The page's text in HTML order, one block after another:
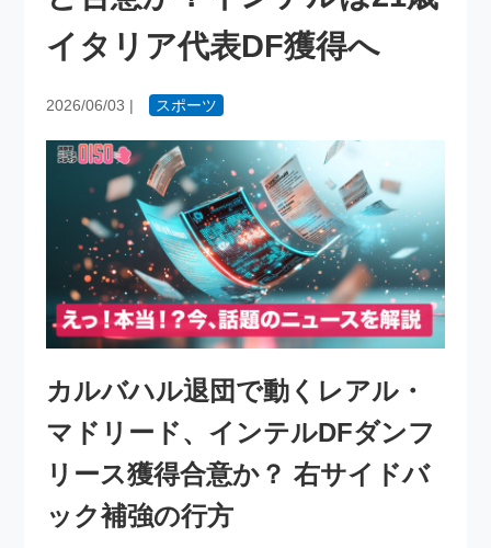
イタリア代表DF獲得へ
2026/06/03 | スポーツ
カルバハル退団で動くレアル・
マドリード、インテルDFダンフ
リース獲得合意か？ 右サイドバ
ック補強の行方